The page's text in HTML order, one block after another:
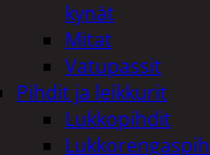
kynät
Mitat
Vatupassit
Pihdit ja leikkurit
Lukkopihdit